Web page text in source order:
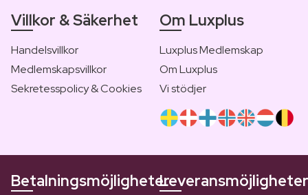
Villkor & Säkerhet
Handelsvillkor
Medlemskapsvillkor
Sekretesspolicy & Cookies
Om Luxplus
Luxplus Medlemskap
Om Luxplus
Vi stödjer
BetalningsmöjligheterLeveransmöjligheter